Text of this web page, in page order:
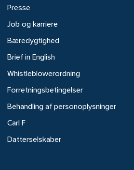
Presse
Job og karriere
Bæredygtighed
Brief in English
Whistleblowerordning
Forretningsbetingelser
Behandling af personoplysninger
Carl F
Datterselskaber